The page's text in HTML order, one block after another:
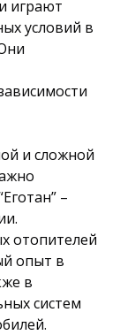
играют
условий в
и сложной
–
отопителей
опыт в
в
систем